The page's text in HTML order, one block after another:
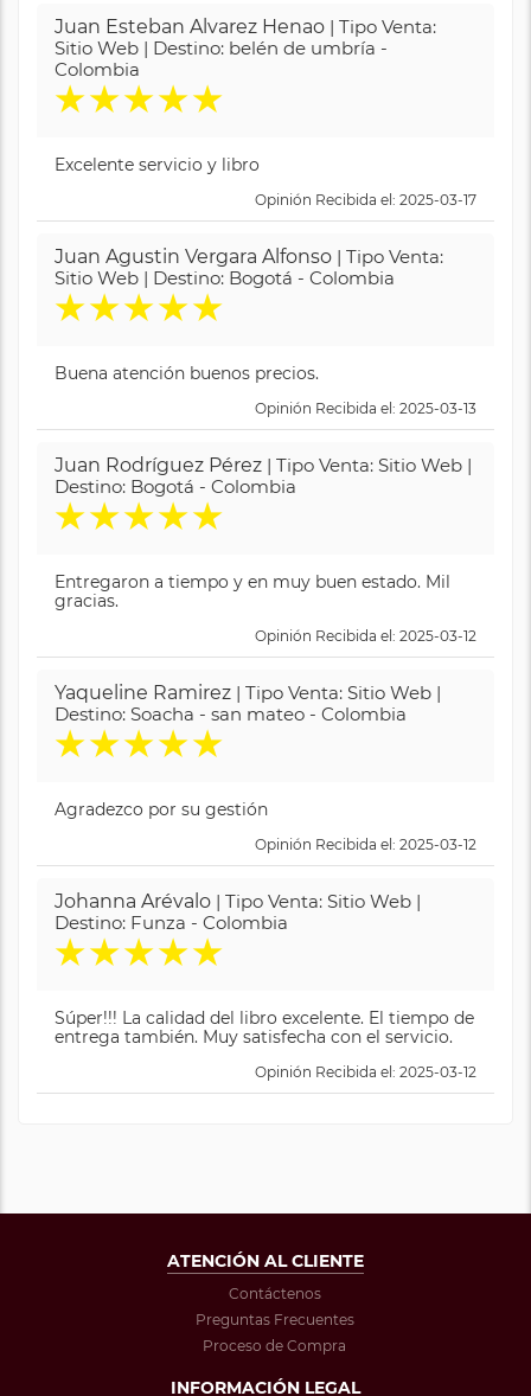
Juan Esteban Alvarez Henao | Tipo Venta:
Sitio Web | Destino: belén de umbría -
Colombia
★★★★★
Excelente servicio y libro
Opinión Recibida el: 2025-03-17
Juan Agustin Vergara Alfonso | Tipo Venta:
Sitio Web | Destino: Bogotá - Colombia
★★★★★
Buena atención buenos precios.
Opinión Recibida el: 2025-03-13
Juan Rodríguez Pérez | Tipo Venta: Sitio Web |
Destino: Bogotá - Colombia
★★★★★
Entregaron a tiempo y en muy buen estado. Mil
gracias.
Opinión Recibida el: 2025-03-12
Yaqueline Ramirez | Tipo Venta: Sitio Web |
Destino: Soacha - san mateo - Colombia
★★★★★
Agradezco por su gestión
Opinión Recibida el: 2025-03-12
Johanna Arévalo | Tipo Venta: Sitio Web |
Destino: Funza - Colombia
★★★★★
Súper!!! La calidad del libro excelente. El tiempo de
entrega también. Muy satisfecha con el servicio.
Opinión Recibida el: 2025-03-12
ATENCIÓN AL CLIENTE
Contáctenos
Preguntas Frecuentes
Proceso de Compra
INFORMACIÓN LEGAL